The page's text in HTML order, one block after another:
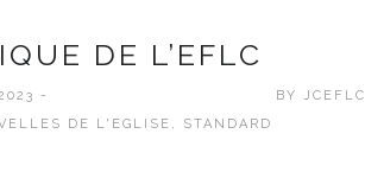
DE L’EFLC
- BY JCEFLC
DE L'EGLISE , STANDARD